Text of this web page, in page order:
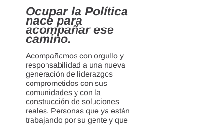
Ocupar la Política
nace para
acompañar ese
camino.
Acompañamos con orgullo y
responsabilidad a una nueva
generación de liderazgos
comprometidos con sus
comunidades y con la
construcción de soluciones
reales. Personas que ya están
trabajando por su gente y que